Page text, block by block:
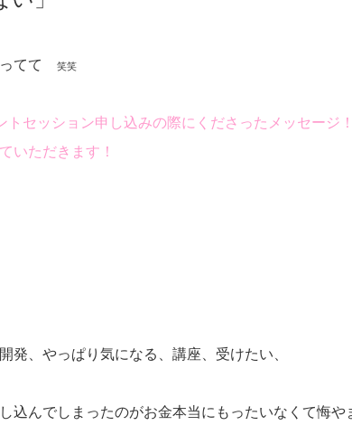
ってて 笑笑
セッション申し込みの際にくださったメッセージ
いただきます！
、やっぱり気になる、講座、受けたい、
込んでしまったのがお金本当にもったいなくて悔